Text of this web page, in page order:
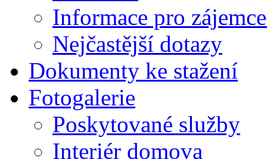
Informace pro
Nejčastější dotazy
Dokumenty ke stažení
Fotogalerie
Poskytované služby
Interiér domova